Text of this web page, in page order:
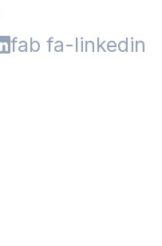
fab fa-linkedin